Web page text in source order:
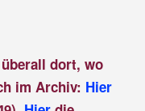
dort, wo
im Archiv: Hier